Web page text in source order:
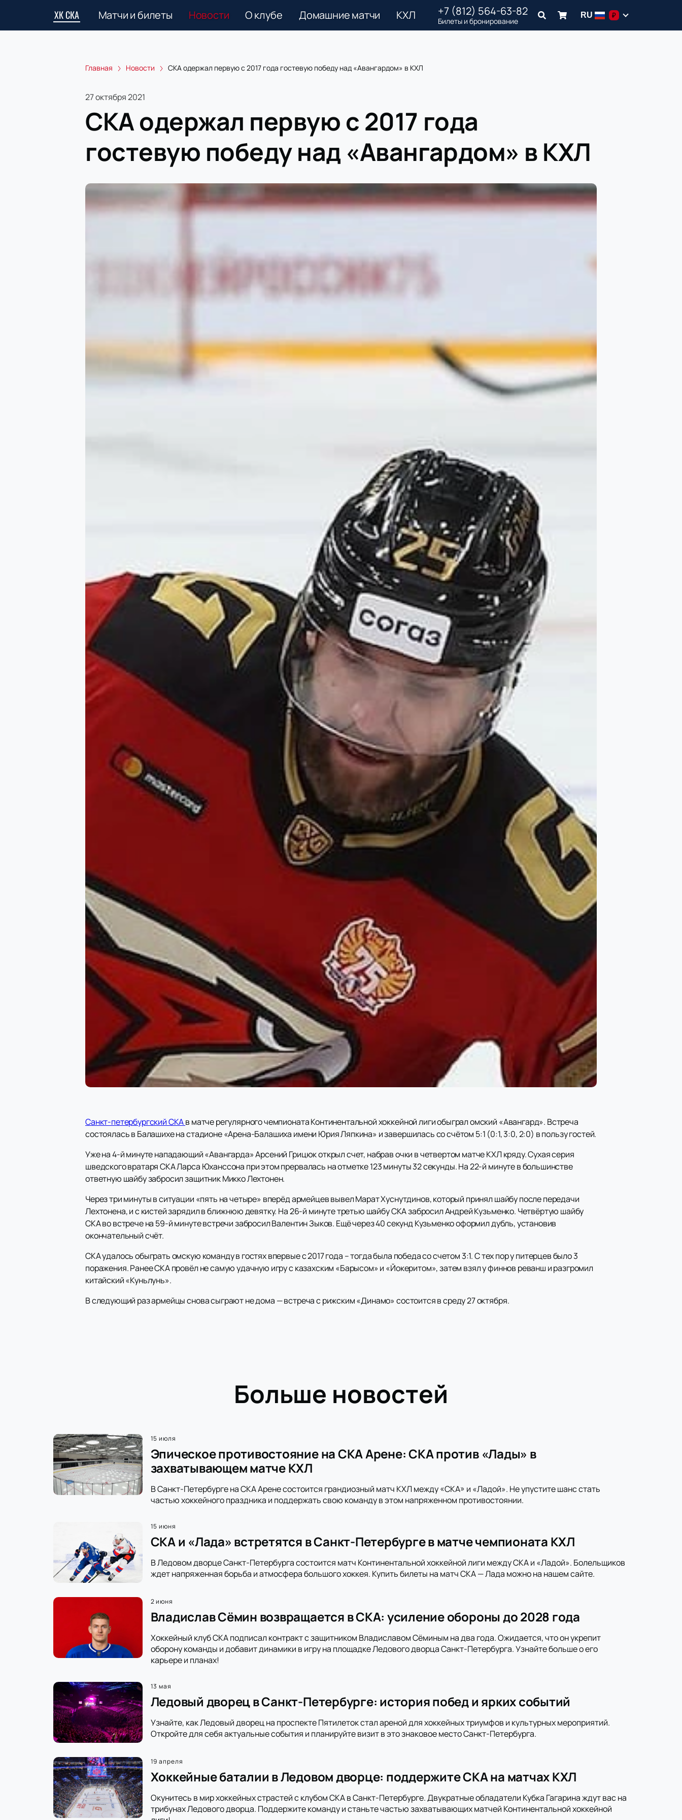
ХК СКА Матчи и билеты Новости О клубе Домашние матчи КХЛ +7 (812) 564-63-82
Билеты и бронирование
RU ₽
Главная Новости СКА одержал первую с 2017 года гостевую победу над «Авангардом» в КХЛ
27 октября 2021
СКА одержал первую с 2017 года
гостевую победу над «Авангардом» в КХЛ
Санкт-петербургский СКАв матче регулярного чемпионата Континентальной хоккейной лиги обыграл омский «Авангард». Встреча
состоялась в Балашихе на стадионе «Арена-Балашиха имени Юрия Ляпкина» и завершилась со счётом 5:1 (0:1, 3:0, 2:0) в пользу гостей.
Уже на 4-й минуте нападающий «Авангарда» Арсений Грицюк открыл счет, набрав очки в четвертом матче КХЛ кряду. Сухая серия
шведского вратаря СКА Ларса Юханссона при этом прервалась на отметке 123 минуты 32 секунды. На 22-й минуте в большинстве
ответную шайбу забросил защитник Микко Лехтонен.
Через три минуты в ситуации «пять на четыре» вперёд армейцев вывел Марат Хуснутдинов, который принял шайбу после передачи
Лехтонена, и с кистей зарядил в ближнюю девятку. На 26-й минуте третью шайбу СКА забросил Андрей Кузьменко. Четвёртую шайбу
СКА во встрече на 59-й минуте встречи забросил Валентин Зыков. Ещё через 40 секунд Кузьменко оформил дубль, установив
окончательный счёт.
СКА удалось обыграть омскую команду в гостях впервые с 2017 года – тогда была победа со счетом 3:1. С тех пор у питерцев было 3
поражения. Ранее СКА провёл не самую удачную игру с казахским «Барысом» и «Йокеритом», затем взял у финнов реванш и разгромил
китайский «Куньлунь».
В следующий раз армейцы снова сыграют не дома — встреча с рижским «Динамо» состоится в среду 27 октября.
Больше новостей
15 июля
Эпическое противостояние на СКА Арене: СКА против «Лады» в
захватывающем матче КХЛ
В Санкт-Петербурге на СКА Арене состоится грандиозный матч КХЛ между «СКА» и «Ладой». Не упустите шанс стать
частью хоккейного праздника и поддержать свою команду в этом напряженном противостоянии.
15 июня
СКА и «Лада» встретятся в Санкт-Петербурге в матче чемпионата КХЛ
В Ледовом дворце Санкт-Петербурга состоится матч Континентальной хоккейной лиги между СКА и «Ладой». Болельщиков
ждет напряженная борьба и атмосфера большого хоккея. Купить билеты на матч СКА — Лада можно на нашем сайте.
2 июня
Владислав Сёмин возвращается в СКА: усиление обороны до 2028 года
Хоккейный клуб СКА подписал контракт с защитником Владиславом Сёминым на два года. Ожидается, что он укрепит
оборону команды и добавит динамики в игру на площадке Ледового дворца Санкт-Петербурга. Узнайте больше о его
карьере и планах!
13 мая
Ледовый дворец в Санкт-Петербурге: история побед и ярких событий
Узнайте, как Ледовый дворец на проспекте Пятилеток стал ареной для хоккейных триумфов и культурных мероприятий.
Откройте для себя актуальные события и планируйте визит в это знаковое место Санкт-Петербурга.
19 апреля
Хоккейные баталии в Ледовом дворце: поддержите СКА на матчах КХЛ
Окунитесь в мир хоккейных страстей с клубом СКА в Санкт-Петербурге. Двукратные обладатели Кубка Гагарина ждут вас на
трибунах Ледового дворца. Поддержите команду и станьте частью захватывающих матчей Континентальной хоккейной